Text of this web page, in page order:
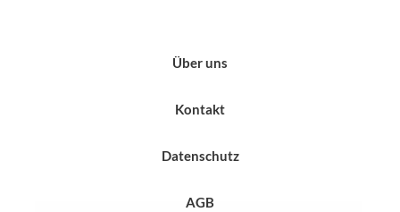
Über uns
Kontakt
Datenschutz
AGB